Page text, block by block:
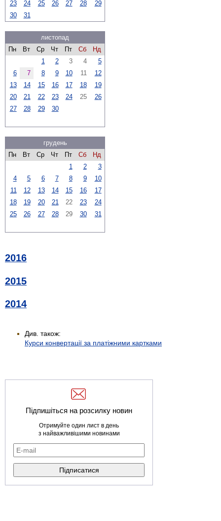
23 24 25 26 27 28
29
30
31
листопад
Пн
Вт Ср Чт Пт Сб
Нд
1
2 3 4
5
6
7 8 9 10 11
12
13
14 15 16 17 18
19
20
21 22 23 24 25
26
27
28 29 30
грудень
Пн
Вт Ср Чт Пт Сб
Нд
1
2
3
4
5 6 7 8 9
10
11
12 13 14 15 16
17
18
19 20 21 22 23
24
25
26 27 28 29 30 31
2016
2015
2014
Див. також:
Курси конвертації за платіжними картками
Підпишіться на розсилку новин
Отримуйте один лист в день
з найважливішими новинами